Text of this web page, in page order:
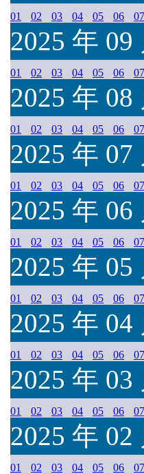
01 02 03 04 05 06 07
2025 年 09
01 02 03 04 05 06 07
2025 年 08
01 02 03 04 05 06 07
2025 年 07
01 02 03 04 05 06 07
2025 年 06
01 02 03 04 05 06 07
2025 年 05
01 02 03 04 05 06 07
2025 年 04
01 02 03 04 05 06 07
2025 年 03
01 02 03 04 05 06 07
2025 年 02
01 02 03 04 05 06 07